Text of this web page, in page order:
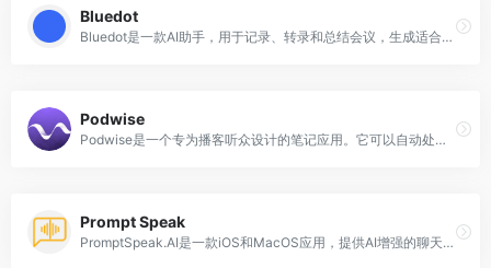
Bluedot
Bluedot是一款AI助手，用于记录、转录和总结会议，生成适合您需求的AI生成的会议笔记。它可以无干扰地记录Google Meet会议，并根据您的使用情况生成AI会议笔记。您可以自动将会议笔记分享到Slack、Notion或您喜欢的CRM工具中。Bluedot是一款简单易用的会议记录工具，帮助您节省时间、提高生产力。
Podwise
Podwise是一个专为播客听众设计的笔记应用。它可以自动处理最受欢迎的播客剧集,无需消耗任何人的配额。Podwise的核心功能包括:智能笔记,它可以自动总结播客内容要点;自定义标签,方便之后检索;无限免费, listeners可以记录任意多的笔记。Podwise致力于提高听众的学习效率和节省时间。
Prompt Speak
PromptSpeak.AI是一款iOS和MacOS应用，提供AI增强的聊天室，帮助用户在各种格式上改进和增强书面沟通。用户可以与专门用于特定任务的AI机器人互动，如起草社交媒体帖子、撰写电子邮件或整理笔记。AI实时提供编辑和改进建议，提升你的内容。